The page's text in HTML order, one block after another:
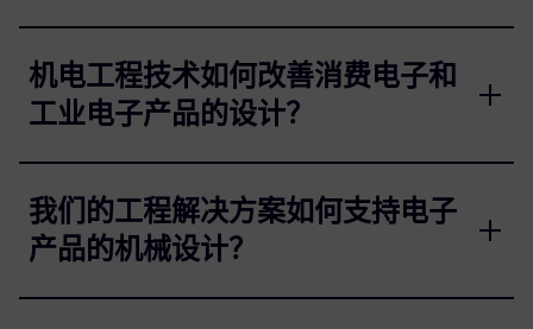
机电工程技术如何改善消费电子和
工业电子产品的设计？
我们的工程解决方案如何支持电子
产品的机械设计？